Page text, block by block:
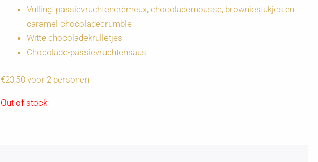
Vulling: passievruchtencrèmeux, chocolademousse, browniestukjes en
caramel-chocoladecrumble
Witte chocoladekrulletjes
Chocolade-passievruchtensaus
€23,50 voor 2 personen
Out of stock